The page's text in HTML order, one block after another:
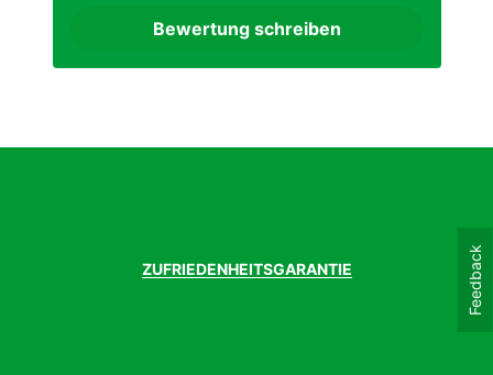
Bewertung schreiben
ZUFRIEDENHEITSGARANTIE Feedback